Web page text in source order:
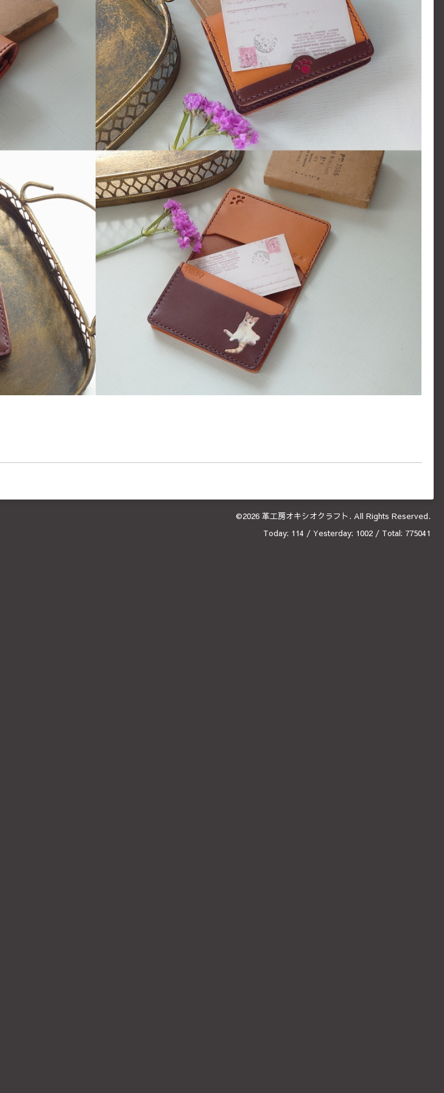
©2026 革工房オキシオクラフト. All Rights Reserved.
Today: 114 / Yesterday: 1002 / Total: 775041